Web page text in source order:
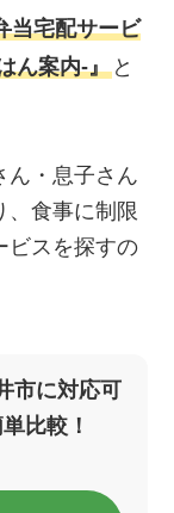
当宅配サービ
ん案内‐』 と
ん・息子さん
、食事に制限
ビスを探すの
市に対応可
比較！